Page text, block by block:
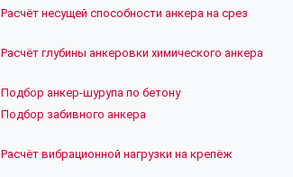
Расчёт несущей способности анкера на срез
Расчёт глубины анкеровки химического анкера
Подбор анкер-шурупа по бетону
Подбор забивного анкера
Расчёт вибрационной нагрузки на крепёж